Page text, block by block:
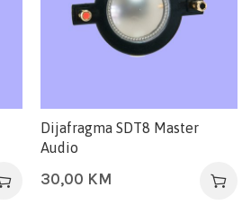
Dijafragma SDT8 Master
Audio
30,00 KM